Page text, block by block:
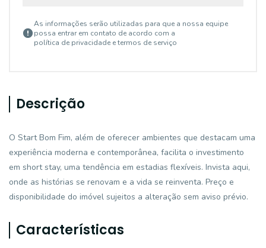
As informações serão utilizadas para que a nossa equipe
possa entrar em contato de acordo com a
política de privacidade e termos de serviço
Descrição
O Start Bom Fim, além de oferecer ambientes que destacam uma
experiência moderna e contemporânea, facilita o investimento
em short stay, uma tendência em estadias flexíveis. Invista aqui,
onde as histórias se renovam e a vida se reinventa. Preço e
disponibilidade do imóvel sujeitos a alteração sem aviso prévio.
Características